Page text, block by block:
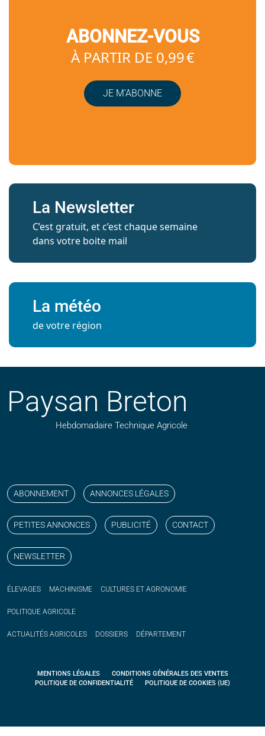
ABONNEZ-VOUS
À PARTIR DE 0,99 €
JE M’ABONNE
La Newsletter
C’est gratuit, et c’est chaque semaine
dans votre boite mail
La météo
de votre région
Paysan Breton
Hebdomadaire Technique Agricole
ABONNEMENT ANNONCES LÉGALES
PETITES ANNONCES PUBLICITÉ CONTACT
NEWSLETTER
ÉLEVAGES MACHINISME CULTURES ET AGRONOMIE
POLITIQUE AGRICOLE
ACTUALITÉS AGRICOLES DOSSIERS DÉPARTEMENT
MENTIONS LÉGALES
CONDITIONS GÉNÉRALES DES VENTES
POLITIQUE DE CONFIDENTIALITÉ
POLITIQUE DE COOKIES (UE)